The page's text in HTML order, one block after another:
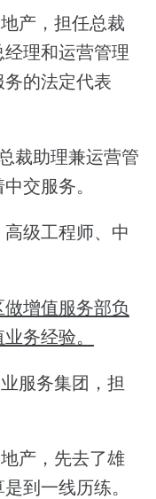
产，担任总裁
理和运营管理
的法定代表
裁助理兼运营管
交服务。
级工程师、中
增值服务部负
务经验。
服务集团，担
产，先去了雄
到一线历练。